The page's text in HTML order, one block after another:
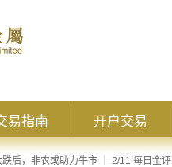
易指南 开户交易
跌后，非农或助力牛市 ｜ 2/11 每日金评